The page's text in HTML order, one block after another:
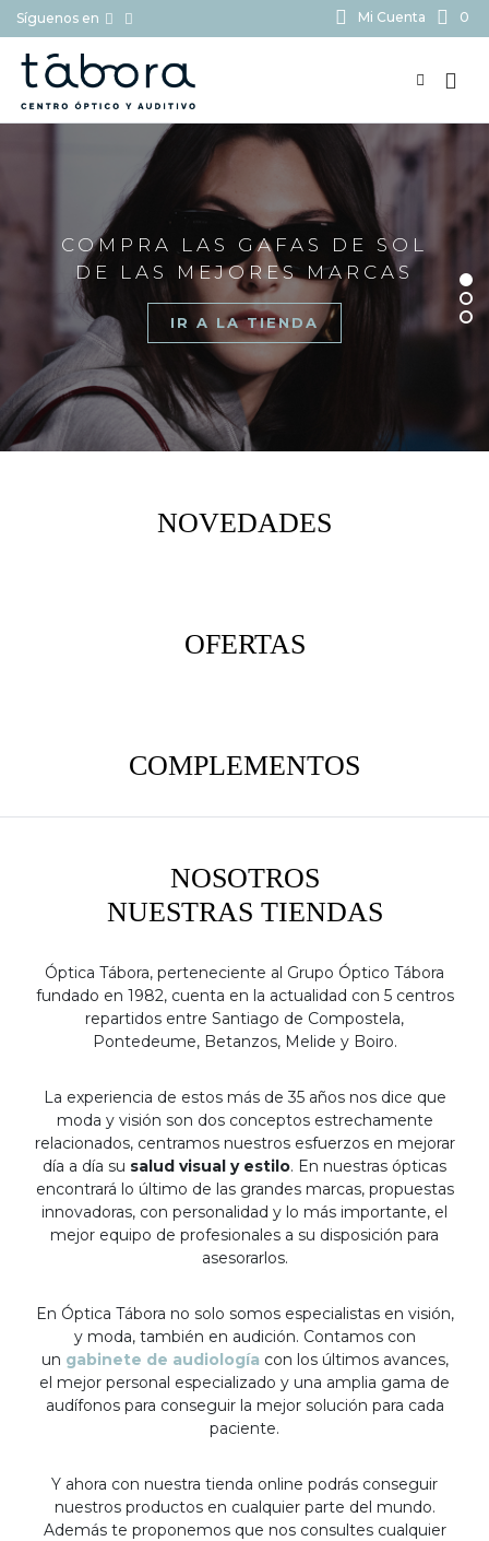
Síguenos en Mi Cuenta 0
COMPRA LAS GAFAS DE SOL
DE LAS MEJORES MARCAS
IR A LA TIENDA
NOVEDADES
OFERTAS
COMPLEMENTOS
NOSOTROS
NUESTRAS TIENDAS
Óptica Tábora, perteneciente al Grupo Óptico Tábora
fundado en 1982, cuenta en la actualidad con 5 centros
repartidos entre Santiago de Compostela,
Pontedeume, Betanzos, Melide y Boiro.
La experiencia de estos más de 35 años nos dice que
moda y visión son dos conceptos estrechamente
relacionados, centramos nuestros esfuerzos en mejorar
día a día su salud visual y estilo. En nuestras ópticas
encontrará lo último de las grandes marcas, propuestas
innovadoras, con personalidad y lo más importante, el
mejor equipo de profesionales a su disposición para
asesorarlos.
En Óptica Tábora no solo somos especialistas en visión,
y moda, también en audición. Contamos con
un gabinete de audiología con los últimos avances,
el mejor personal especializado y una amplia gama de
audífonos para conseguir la mejor solución para cada
paciente.
Y ahora con nuestra tienda online podrás conseguir
nuestros productos en cualquier parte del mundo.
Además te proponemos que nos consultes cualquier